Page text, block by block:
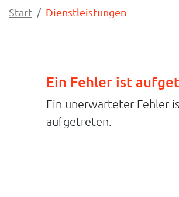
Start Dienstleistungen
Ein Fehler ist
Ein unerwarteter Fehler
aufgetreten.